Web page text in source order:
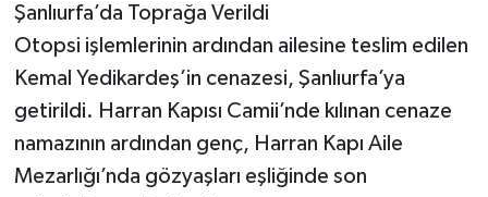
Şanlıurfa’da Toprağa Verildi
Otopsi işlemlerinin ardından ailesine teslim edilen
Kemal Yedikardeş’in cenazesi, Şanlıurfa’ya
getirildi. Harran Kapısı Camii’nde kılınan cenaze
namazının ardından genç, Harran Kapı Aile
Mezarlığı’nda gözyaşları eşliğinde son